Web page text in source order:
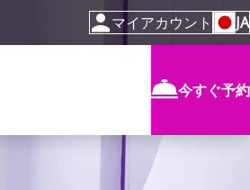
マイアカウント JA
今すぐ予約